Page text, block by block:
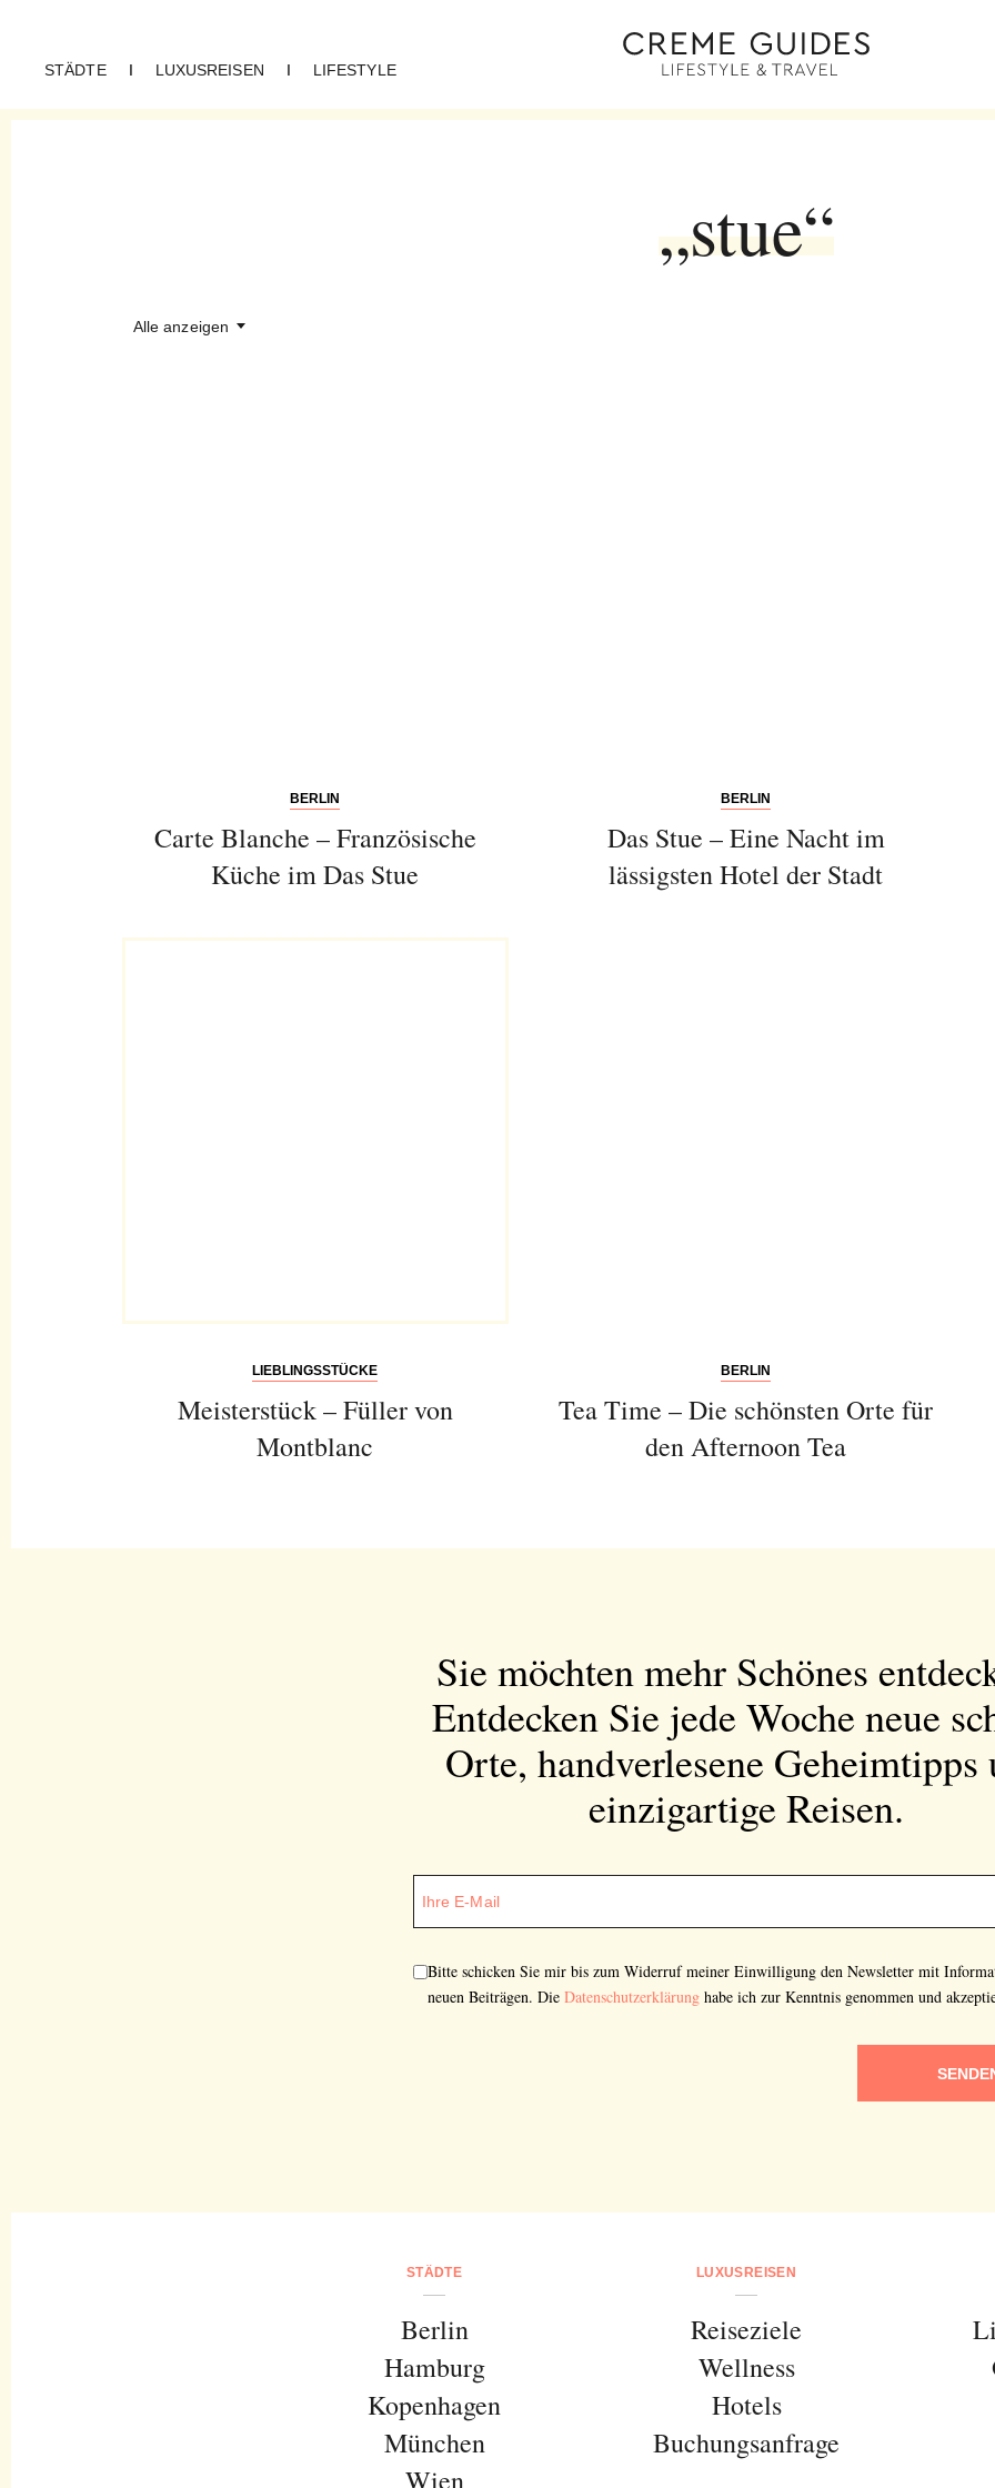
STÄDTE I LUXUSREISEN I LIFESTYLE
„stue“
Alle anzeigen
BERLIN
Carte Blanche – Französische
Küche im Das Stue
BERLIN
Das Stue – Eine Nacht im
lässigsten Hotel der Stadt
LIEBLINGSSTÜCKE
Meisterstück – Füller von
Montblanc
BERLIN
Tea Time – Die schönsten Orte für
den Afternoon Tea
Sie möchten mehr Schönes
Entdecken Sie jede Woche neue
Orte, handverlesene Geheimtipps
einzigartige Reisen.
Bitte schicken Sie mir bis zum Widerruf meiner Einwilligung den Newsletter mit
neuen Beiträgen. Die Datenschutzerklärung habe ich zur Kenntnis genommen und
STÄDTE
Berlin
Hamburg
Kopenhagen
München
Wien
LUXUSREISEN
Reiseziele
Wellness
Hotels
Buchungsanfrage
unseren Newsletter
Entdecken Sie jede Woche neue schöne
Orte, handverlesene Geheimtipps und
einzigartige Reisen.
neuen Beiträgen. DieDatenschutzerklärung habe ich
zur Kenntnis genommen und akzeptiere diese.
SENDEN